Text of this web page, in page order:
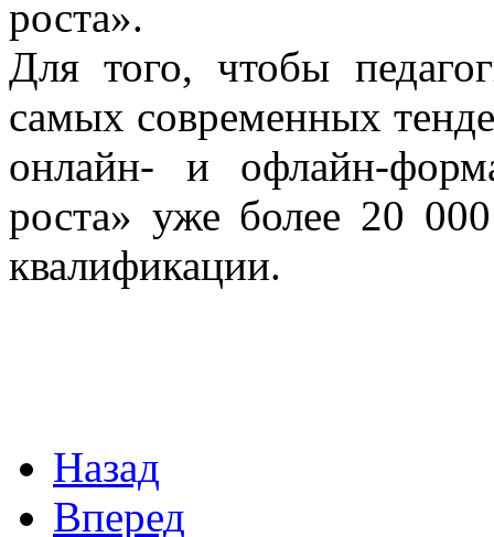
роста».
Для того, чтобы
самых современных
онлайн- и офлайн-
роста» уже более 20
квалификации.
Назад
Вперед